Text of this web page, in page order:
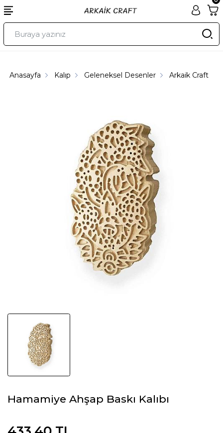
Anasayfa Kalıp Geleneksel Desenler Arkaik Craft
Hamamiye Ahşap Baskı Kalıbı